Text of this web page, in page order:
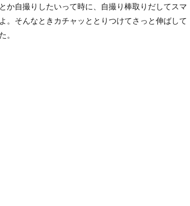
か自撮りしたいって時に、自撮り棒取りだしてスマ
。そんなときカチャッととりつけてさっと伸ばして
。